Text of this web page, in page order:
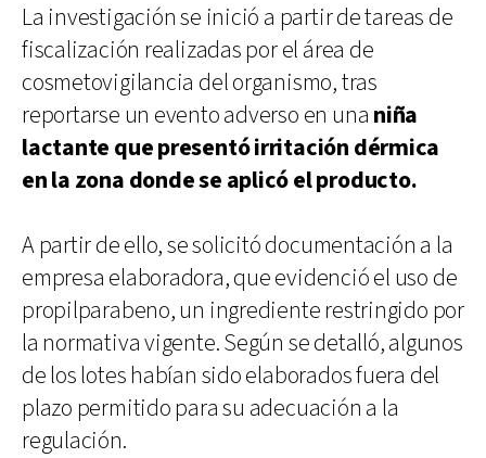
La investigación se inició a partir de tareas de
fiscalización realizadas por el área de
cosmetovigilancia del organismo, tras
reportarse un evento adverso en una niña
lactante que presentó irritación dérmica
en la zona donde se aplicó el producto.
A partir de ello, se solicitó documentación a la
empresa elaboradora, que evidenció el uso de
propilparabeno, un ingrediente restringido por
la normativa vigente. Según se detalló, algunos
de los lotes habían sido elaborados fuera del
plazo permitido para su adecuación a la
regulación.